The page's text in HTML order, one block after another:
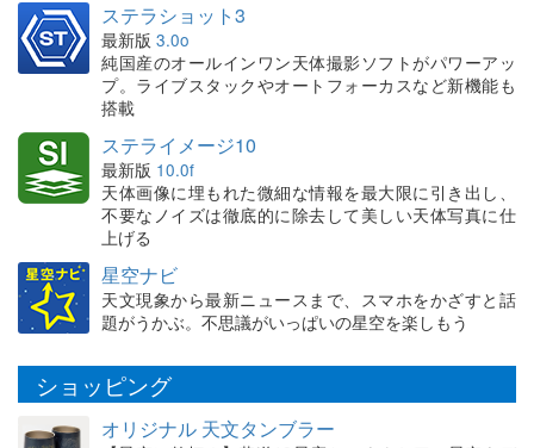
ステラショット3
最新版 3.0o
純国産のオールインワン天体撮影ソフトがパワーアッ
プ。ライブスタックやオートフォーカスなど新機能も
搭載
ステライメージ10
最新版 10.0f
天体画像に埋もれた微細な情報を最大限に引き出し、
不要なノイズは徹底的に除去して美しい天体写真に仕
上げる
星空ナビ
天文現象から最新ニュースまで、スマホをかざすと話
題がうかぶ。不思議がいっぱいの星空を楽しもう
ショッピング
オリジナル 天文タンブラー